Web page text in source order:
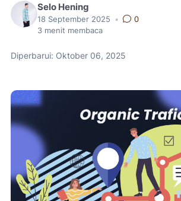
Selo Hening
18 September 2025 •
0
3 menit membaca
Diperbarui: Oktober 06, 2025